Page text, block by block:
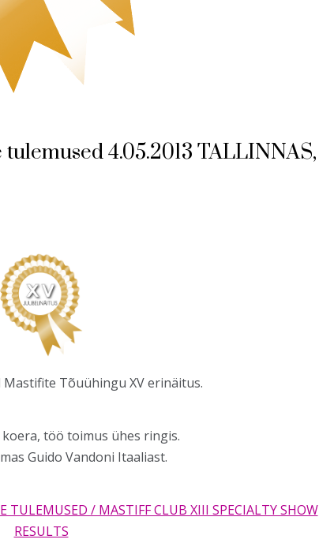
4.05.2013 TALLINNAS,
Mastifite Tõuühingu XV erinäitus.
töö toimus ühes ringis.
Guido Vandoni Itaaliast.
/ MASTIFF CLUB XIII SPECIALTY SHOW
RESULTS